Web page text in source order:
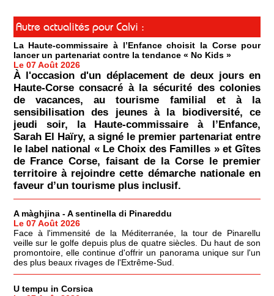
Autre actualités pour Calvi :
La Haute-commissaire à l’Enfance choisit la Corse pour
lancer un partenariat contre la tendance « No Kids »
Le 07 Août 2026
À l'occasion d'un déplacement de deux jours en
Haute-Corse consacré à la sécurité des colonies
de vacances, au tourisme familial et à la
sensibilisation des jeunes à la biodiversité, ce
jeudi soir, la Haute-commissaire à l’Enfance,
Sarah El Haïry, a signé le premier partenariat entre
le label national « Le Choix des Familles » et Gîtes
de France Corse, faisant de la Corse le premier
territoire à rejoindre cette démarche nationale en
faveur d’un tourisme plus inclusif.
A màghjina - A sentinella di Pinareddu
Le 07 Août 2026
Face à l'immensité de la Méditerranée, la tour de Pinarellu
veille sur le golfe depuis plus de quatre siècles. Du haut de son
promontoire, elle continue d'offrir un panorama unique sur l'un
des plus beaux rivages de l'Extrême-Sud.
U tempu in Corsica